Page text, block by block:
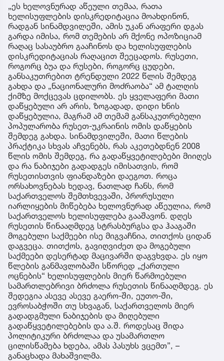
„ეს ხელოვნურად აწეული თემაა, რათა
ხელისუფლების დისკრედიტაცია მოახდინონ,
რადგან სინამდვილეში, ამის უკან არაფერი დგას
გარდა იმისა, რომ თემების არ მქონე ოპოზიციამ
რაღაც სასაუბრო გააჩინოს და ხელისუფლების
დისკრედიტაციას რაღაცით შეეცადოს. რუსეთი,
როგორც ბუა და რუსები, როგორც ცუდები,
განსაკუთრებით ტრენდული 2022 წლის შემდეგ
გახდა და „ნაციონალური მოძრაობა“ ამ ტალღის
ქიმზე მოქცევას ცდილობს. ეს ყველაფერი მათი
დაწყებული არ არის, ზოგადად, დიდი ხნის
დაწყებულია, მაგრამ ამ თემამ განსაკუთრებული
პოპულარობა რუსეთ-უკრაინის ომის დაწყების
შემდეგ გახდა. სინამდვილეში, მათი წლების
პრაქტიკა სხვას აჩვენებს, რას აკეთებდნენ 2008
წლის ომის შემდეგ, რა გადაწყვეტილებები მიიღეს
და რა ნაბიჯები გადადგეს იმისათვის, რომ
რუსეთისთვის ფიანდაზები დაეგოთ. როცა
ორსახოვნებას ხედავ, ნათლად ჩანს, რომ
საქართველოს შემთხვევაში, პრორუსული
იარლიყების მიწებება ხელოვნურად აწეულია, რომ
საქართველოს ხელისუფლება გააშავონ. დღეს
რუსეთის წინააღმდეგ სტრასბურგსა და ჰააგაში
მოგებული საქმეები ისე მიგვაჩნია, თითქოს ციდან
დაგვეცა. თითქოს, გავიღვიძეთ და მოგებული
საქმეები დესერტად მაცივარში დაგვხვდა. ეს იყო
წლების განმავლობაში სწორედ „ქართული
ოცნების“ ხელისუფლების მიერ წარმოებული
სამართლებრივი ბრძოლა რუსეთის წინააღმდეგ. ეს
შედეგია ასევე ასევე გაერო-ში, ეუთო-ში,
ევროსაბჭოში თუ სხვაგან, საქართველოს მიერ
გადადგმული ნაბიჯების და მიღებული
გადაწყვეტილებების და ა.შ. როდესაც შიდა
პოლიტიკური ბრძოლაა და უსამართლო
ცილისწამება ხდება, ამას პასუხს ვცემთ”, –
განაცხადა მახაშვილმა.